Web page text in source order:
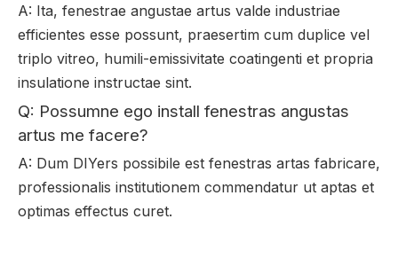
A: Ita, fenestrae angustae artus valde industriae
efficientes esse possunt, praesertim cum duplice vel
triplo vitreo, humili-emissivitate coatingenti et propria
insulatione instructae sint.
Q: Possumne ego install fenestras angustas
artus me facere?
A: Dum DIYers possibile est fenestras artas fabricare,
professionalis institutionem commendatur ut aptas et
optimas effectus curet.